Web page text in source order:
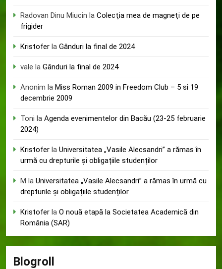
Radovan Dinu Miucin la Colecţia mea de magneţi de pe
frigider
Kristofer la Gânduri la final de 2024
vale la Gânduri la final de 2024
Anonim la Miss Roman 2009 in Freedom Club – 5 si 19
decembrie 2009
Toni la Agenda evenimentelor din Bacău (23-25 februarie
2024)
Kristofer la Universitatea „Vasile Alecsandri” a rămas în
urmă cu drepturile și obligațiile studenților
M la Universitatea „Vasile Alecsandri” a rămas în urmă cu
drepturile și obligațiile studenților
Kristofer la O nouă etapă la Societatea Academică din
România (SAR)
Blogroll